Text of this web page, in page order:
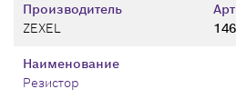
Производитель
ZEXEL
Наименование
Резистор